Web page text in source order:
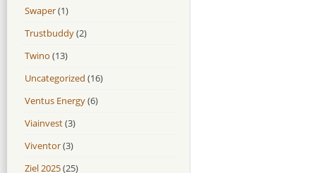
Swaper(1)
Trustbuddy(2)
Twino (13)
Uncategorized (16)
Ventus Energy(6)
Viainvest(3)
Viventor(3)
Ziel 2025(25)